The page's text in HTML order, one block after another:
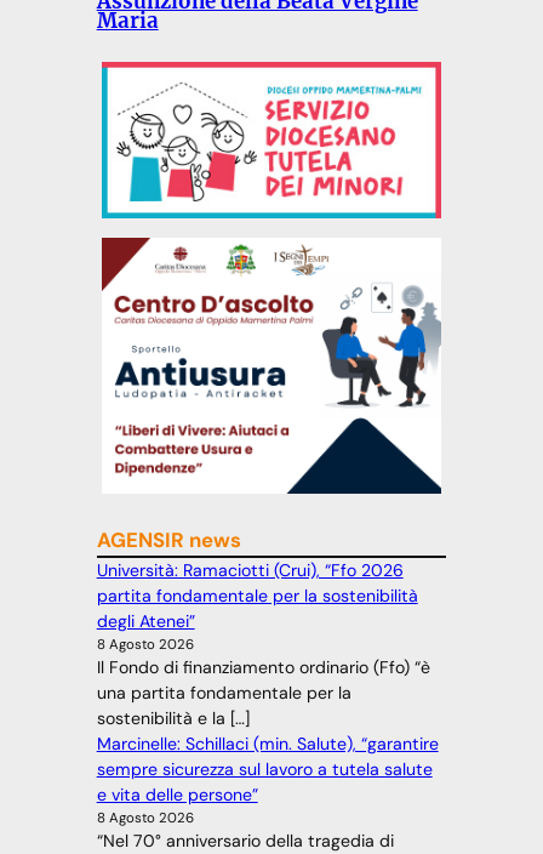
Maria
AGENSIR news
Università: Ramaciotti (Crui), “Ffo 2026
partita fondamentale per la sostenibilità
degli Atenei”
8 Agosto 2026
Il Fondo di finanziamento ordinario (Ffo) “è
una partita fondamentale per la
sostenibilità e la […]
Marcinelle: Schillaci (min. Salute), “garantire
sempre sicurezza sul lavoro a tutela salute
e vita delle persone”
8 Agosto 2026
“Nel 70° anniversario della tragedia di